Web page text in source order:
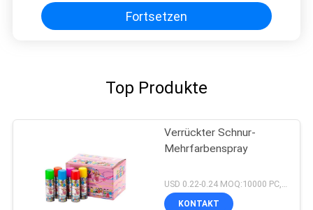
Fortsetzen
Top Produkte
Verrückter Schnur-
Mehrfarbenspray
USD 0.22-0.24 MOQ:10000 PC, wenn Sie ein chinesisches Lager haben, wenn Sie kein haben, MOQ sind 20ft Behälter
KONTAKT